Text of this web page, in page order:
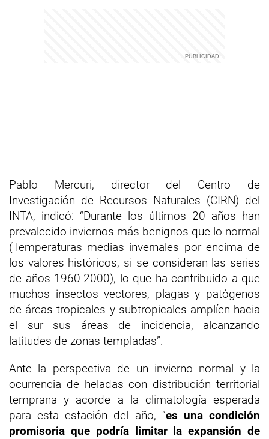
Pablo Mercuri, director del Centro de
Investigación de Recursos Naturales (CIRN) del
INTA, indicó: “Durante los últimos 20 años han
prevalecido inviernos más benignos que lo normal
(Temperaturas medias invernales por encima de
los valores históricos, si se consideran las series
de años 1960-2000), lo que ha contribuido a que
muchos insectos vectores, plagas y patógenos
de áreas tropicales y subtropicales amplíen hacia
el sur sus áreas de incidencia, alcanzando
latitudes de zonas templadas”.
Ante la perspectiva de un invierno normal y la
ocurrencia de heladas con distribución territorial
temprana y acorde a la climatología esperada
para esta estación del año, “es una condición
promisoria que podría limitar la expansión de